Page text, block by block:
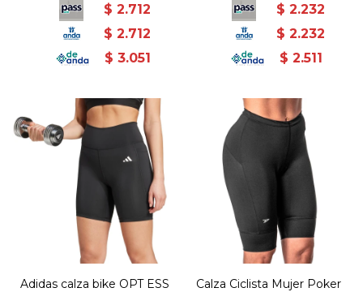
$ 2.712
$ 2.712
$ 3.051
$ 2.232
$ 2.232
$ 2.511
Adidas calza bike OPT ESS
Calza Ciclista Mujer Poker